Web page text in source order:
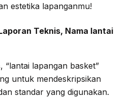
estetika lapanganmu!
Teknis, Nama lantai
“lantai lapangan basket”
untuk mendeskripsikan
standar yang digunakan.